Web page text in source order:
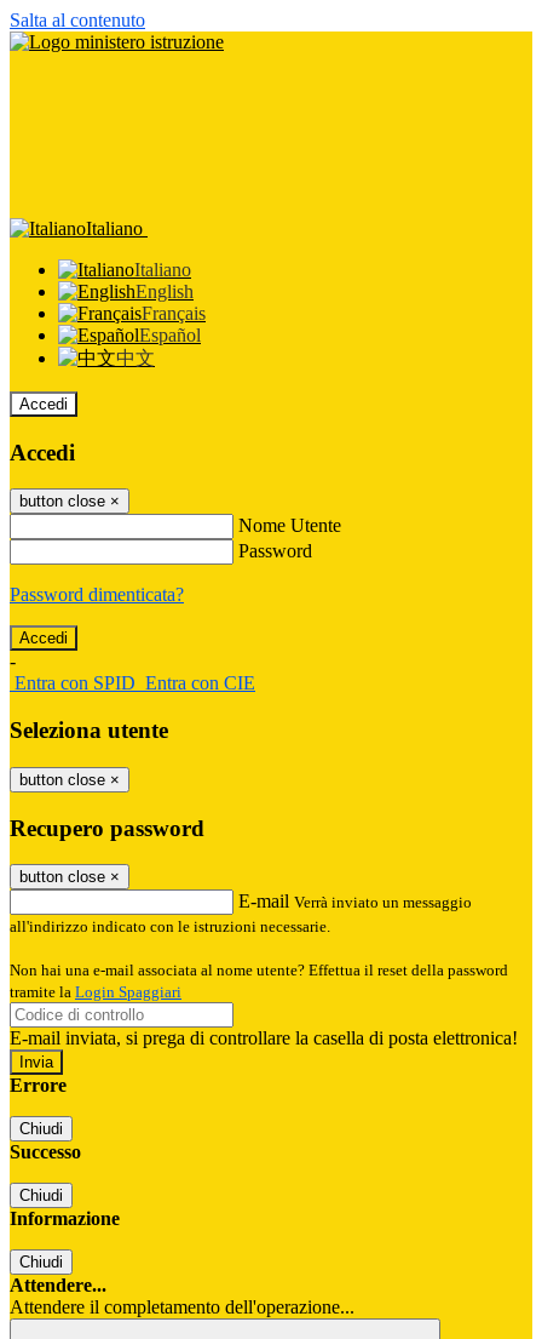
Salta al contenuto
Italiano
Italiano
English
Français
Español
中文
Accedi
Accedi
button close ×
Nome Utente
Password
Password dimenticata?
-
Entra con SPID Entra con CIE
Seleziona utente
button close ×
Recupero password
button close ×
E-mail Verrà inviato un messaggio
all'indirizzo indicato con le istruzioni necessarie.
Non hai una e-mail associata al nome utente? Effettua il reset della password
tramite la Login Spaggiari
E-mail inviata, si prega di controllare la casella di posta elettronica!
Errore
Chiudi
Successo
Chiudi
Informazione
Chiudi
Attendere...
Attendere il completamento dell'operazione...